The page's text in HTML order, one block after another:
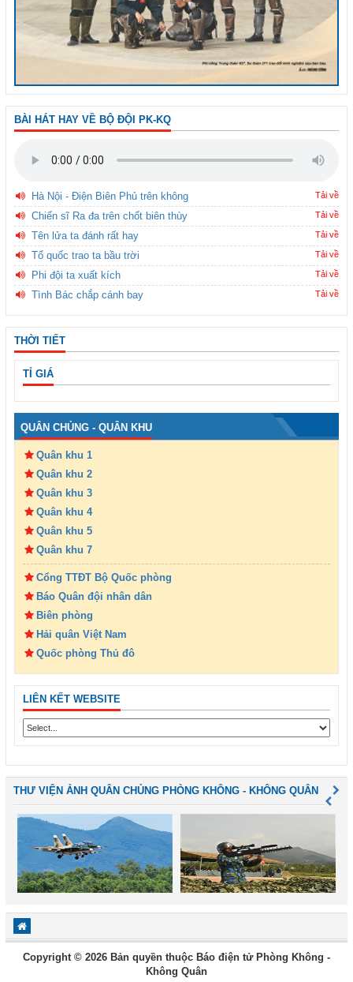
BÀI HÁT HAY VỀ BỘ ĐỘI PK-KQ
Hà Nội - Điện Biên Phủ trên không Tải về
Chiến sĩ Ra đa trên chốt biên thùy Tải về
Tên lửa ta đánh rất hay Tải về
Tổ quốc trao ta bầu trời Tải về
Phi đội ta xuất kích Tải về
Tình Bác chắp cánh bay Tải về
THỜI TIẾT
TỈ GIÁ
QUÂN CHỦNG - QUÂN KHU
Quân khu 1
Quân khu 2
Quân khu 3
Quân khu 4
Quân khu 5
Quân khu 7
Cổng TTĐT Bộ Quốc phòng
Báo Quân đội nhân dân
Biên phòng
Hải quân Việt Nam
Quốc phòng Thủ đô
LIÊN KẾT WEBSITE
THƯ VIỆN ẢNH QUÂN CHỦNG PHÒNG KHÔNG - KHÔNG QUÂN
Copyright © 2026 Bản quyền thuộc Báo điện tử Phòng Không -
Không Quân